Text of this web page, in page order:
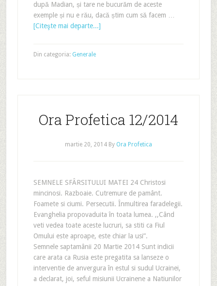
după Madian, și tare ne bucurăm de aceste
exemple și nu e rău, dacă știm cum să facem …
[Citeşte mai departe...]
Din categoria: Generale
Ora Profetica 12/2014
martie 20, 2014By Ora Profetica
SEMNELE SFÂRSITULUI MATEI 24 Christosi
mincinosi. Razboaie. Cutremure de pamânt.
Foamete si ciumi. Persecutii. Înmultirea faradelegii.
Evanghelia propovaduita în toata lumea. ,,Când
veti vedea toate aceste lucruri, sa stiti ca Fiul
Omului este aproape, este chiar la usi”.
Semnele saptamânii 20 Martie 2014 Sunt indicii
care arata ca Rusia este pregatita sa lanseze o
interventie de anvergura în estul si sudul Ucrainei,
a declarat, joi, seful misiunii Ucrainene a Natiunilor